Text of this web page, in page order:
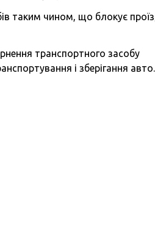
таким чином, що блокує
транспортного засобу
і зберігання авто.